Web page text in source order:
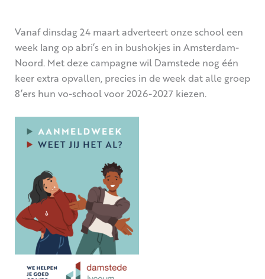
Vanaf dinsdag 24 maart adverteert onze school een
week lang op abri’s en in bushokjes in Amsterdam-
Noord. Met deze campagne wil Damstede nog één
keer extra opvallen, precies in de week dat alle groep
8’ers hun vo-school voor 2026-2027 kiezen.